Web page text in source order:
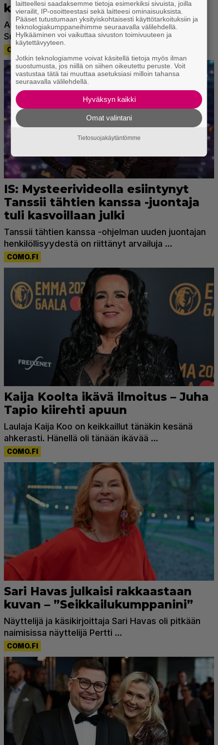
laitteellesi saadaksemme tietoja esimerkiksi sivuista, joilla
vierailit, IP-osoitteestasi sekä laitteesi ominaisuuksista.
Pääset tutustumaan yksityiskohtaisesti käyttötarkoituksiin ja
teknologiakumppaneihimme seuraavalla välilehdellä.
Hylkääminen voi vaikuttaa sivuston toimivuuteen ja
käytettävyyteen.
Jotkin teknologiamme voivat käsitellä tietoja myös ilman
suostumusta, jos niillä on siihen oikeutettu peruste. Voit
vastustaa tätä tai muuttaa asetuksiasi milloin tahansa
seuraavalla välilehdellä.
Hyväksyn kaikki
Omat valintani
Tietosuojakäytäntömme